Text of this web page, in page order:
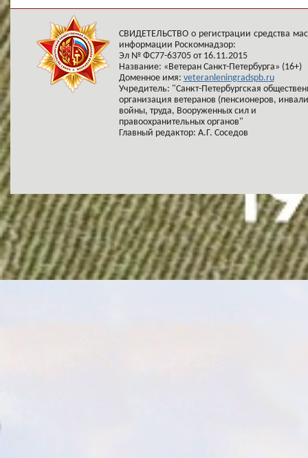
СВИДЕТЕЛЬСТВО о регистрации средства
информации Роскомнадзор:
Эл № ФС77-63705 от 16.11.2015
Название: «Ветеран Санкт-Петербурга» (16+)
Доменное имя: veteranleningradspb.ru
Учредитель: "Санкт-Петербургская
организация ветеранов (пенсионеров,
войны, труда, Вооруженных сил и
правоохранительных органов"
Главный редактор: А.Г. Соседов